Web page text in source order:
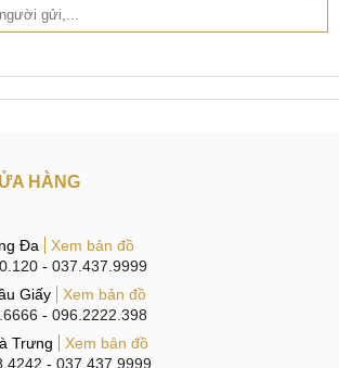
pháp khắc phục tốt nhất là đem máy đến
chữa uy tín để được hỗ trợ tốt nhất. Dưới
chữa Face ID cho iPhone 14 Plus tại
dõi nhé.
tiếp nhận máy và lắng nghe vấn đề
HÀNG
Đa
Xem bản đồ
- 037.437.9999
Giấy
Xem bản đồ
- 096.2222.398
Trưng
Xem bản đồ
- 037.437.9999